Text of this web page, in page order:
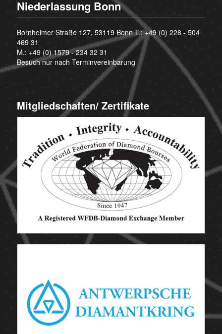
Niederlassung Bonn
Bornheimer Straße 127, 53119 Bonn T.:+49 (0) 228 - 504
469 31
M.: +49 (0) 1579 - 234 32 31
Besuch nur nach Terminvereinbarung
Mitgliedschaften/ Zertifikate